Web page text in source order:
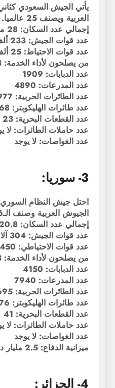
يأتي الجيش السعودي
العربية ويصنف 25 عالميا.
إجمالي عدد السكان: 28 مليون نسمة
عدد قوات الجيش: 233 ألف مقاتل
عدد قوات الاحتياط: 25 ألف شخص
من يصلحون لأداء الخدمة: 13 مليون شخص
عدد الدبابات: 1909
عدد المدرعات: 4890
عدد الطائرات الحربية: 977
عدد طائرات الهليكوبتر: 368
عدد القطعات البحرية: 23
عدد حاملات الطائرات: لا
عدد الغواصات: لا يوجد
3- سوريا:
احتل جيش النظام السوري
الجيوش العربية وصنف الـ26 عالميا.
إجمالي عدد السكان: 20.8 مليون نسمة
عدد قوات الجيش: 304 آلاف مقاتل
عدد قوات الاحتياطي: 450 ألف مقاتل
من يصلحون لأداء الخدمة: 9.93 مليون شخص
عدد الدبابات: 4150
عدد المدرعات: 7940
عدد الطائرات الحربية: 695
عدد طائرات الهليكوبتر: 176
عدد القطعات البحرية: 41
عدد حاملات الطائرات: لا
عدد الغواصات: لا يوجد
ميزانية الدفاع: 2.5 مليار دولار
4- الجزائر: